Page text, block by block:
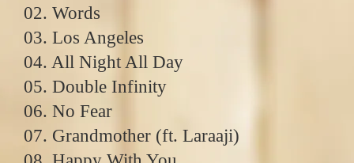
02. Words
03. Los Angeles
04. All Night All Day
05. Double Infinity
06. No Fear
07. Grandmother (ft. Laraaji)